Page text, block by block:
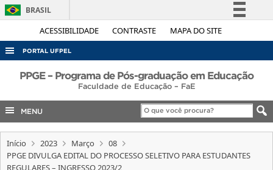
ACESSIBILIDADE CONTRASTE MAPA DO SITE
BRASIL
Simplifique!
Acesso à informação
Legislação
Canais
PORTAL UFPEL
ACESSO À INFORMAÇÃO
COBALTO
CONCURSOS
EDITAIS
PPGE – Programa de Pós-graduação em Educação
Faculdade de Educação – FaE
MENU
Início 2023 Março
08
PPGE DIVULGA EDITAL DO PROCESSO SELETIVO PARA ESTUDANTES
REGULARES – INGRESSO 2023/2